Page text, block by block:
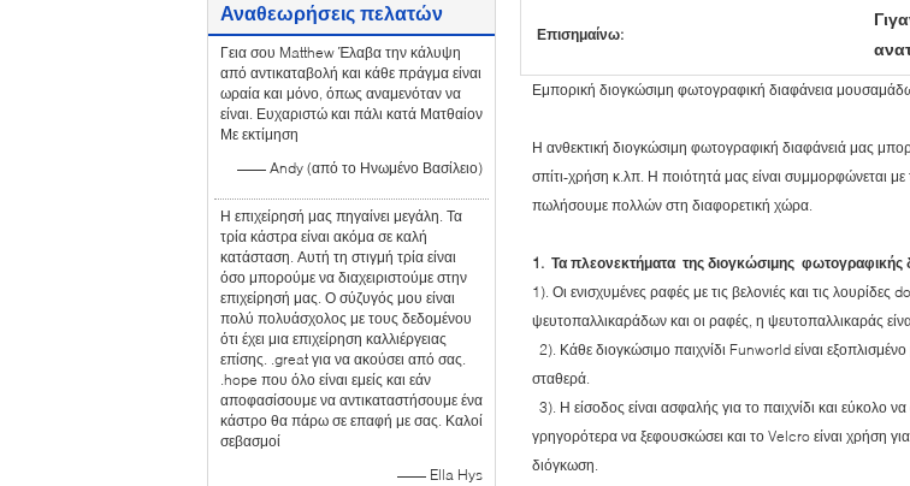
Αναθεωρήσεις πελατών
Γεια σου Matthew Έλαβα την κάλυψη
από αντικαταβολή και κάθε πράγμα είναι
ωραία και μόνο, όπως αναμενόταν να
είναι. Ευχαριστώ και πάλι κατά Ματθαίον
Με εκτίμηση
—— Andy (από το Ηνωμένο Βασίλειο)
Η επιχείρησή μας πηγαίνει μεγάλη. Τα
τρία κάστρα είναι ακόμα σε καλή
κατάσταση. Αυτή τη στιγμή τρία είναι
όσο μπορούμε να διαχειριστούμε στην
επιχείρησή μας. Ο σύζυγός μου είναι
πολύ πολυάσχολος με τους δεδομένου
ότι έχει μια επιχείρηση καλλιέργειας
επίσης. .great για να ακούσει από σας.
.hope που όλο είναι εμείς και εάν
αποφασίσουμε να αντικαταστήσουμε ένα
κάστρο θα πάρω σε επαφή με σας. Καλοί
σεβασμοί
—— Ella Hys
Επισημαίνω:
Εμπορική διογκώσιμη φωτογραφική διαφάνεια
Η ανθεκτική διογκώσιμη φωτογραφική διαφάνειά μας
σπίτι-χρήση κ.λπ. Η ποιότητά μας είναι
πωλήσουμε πολλών στη διαφορετική χώρα.
1. Τα πλεονεκτήματα της διογκώσιμης
1). Οι ενισχυμένες ραφές με τις βελονιές και τις
ψευτοπαλλικαράδων και οι ραφές, η ψευτοπαλλικαράς
2). Κάθε διογκώσιμο παιχνίδι Funworld είναι
σταθερά.
3). Η είσοδος είναι ασφαλής για το παιχνίδι και εύκολο
γρηγορότερα να ξεφουσκώσει και το Velcro είναι χρήση
διόγκωση.